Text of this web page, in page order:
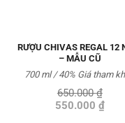
RƯỢU CHIVAS REGAL 12
– MẪU CŨ
650.000₫
Giá
550.000 ₫Giá
700 ml / 40% Giá tham